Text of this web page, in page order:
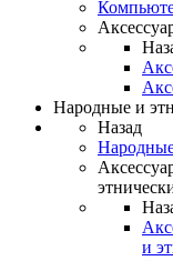
Народные и
Назад
и